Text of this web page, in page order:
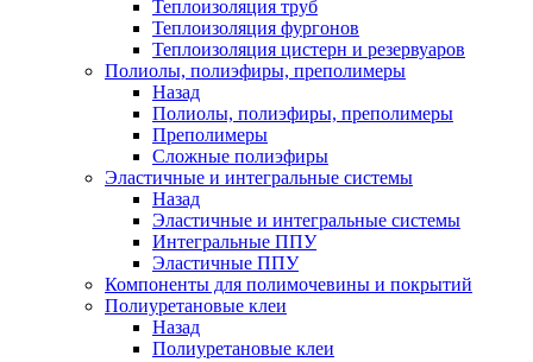
Теплоизоляция труб
Теплоизоляция фургонов
Теплоизоляция цистерн и резервуаров
Полиолы, полиэфиры, преполимеры
Назад
Полиолы, полиэфиры, преполимеры
Преполимеры
Сложные полиэфиры
Эластичные и интегральные системы
Назад
Эластичные и интегральные системы
Интегральные ППУ
Эластичные ППУ
Компоненты для полимочевины и покрытий
Полиуретановые клеи
Назад
Полиуретановые клеи